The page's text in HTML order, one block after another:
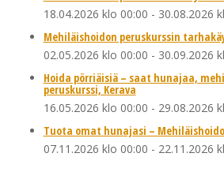
18.04.2026 klo 00:00 - 30.08.2026
Mehiläishoidon peruskurssin
02.05.2026 klo 00:00 - 30.09.2026
Hoida pörriäisiä – saat hunajaa,
peruskurssi, Kerava
16.05.2026 klo 00:00 - 29.08.2026
Tuota omat hunajasi –
07.11.2026 klo 00:00 - 22.11.2026